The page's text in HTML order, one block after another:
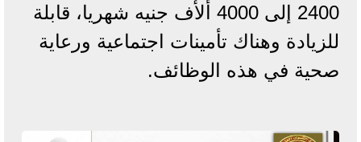
2400 إلى 4000 ألأف جنيه شهريا، قابلة
للزيادة وهناك تأمينات اجتماعية ورعاية
صحية في هذه الوظائف.